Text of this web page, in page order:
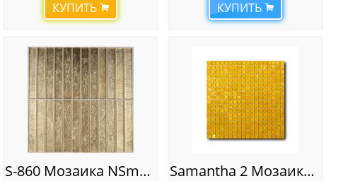
КУПИТЬ КУПИТЬ
S-860 Мозаика NSmosaic Samantha 2 Мозаика Classic glass